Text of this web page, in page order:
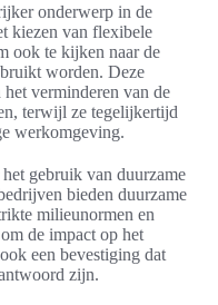
onderwerp in de
kiezen van flexibele
ook te kijken naar de
worden. Deze
verminderen van de
terwijl ze tegelijkertijd
werkomgeving.
gebruik van duurzame
bieden duurzame
milieunormen en
de impact op het
een bevestiging dat
zijn.